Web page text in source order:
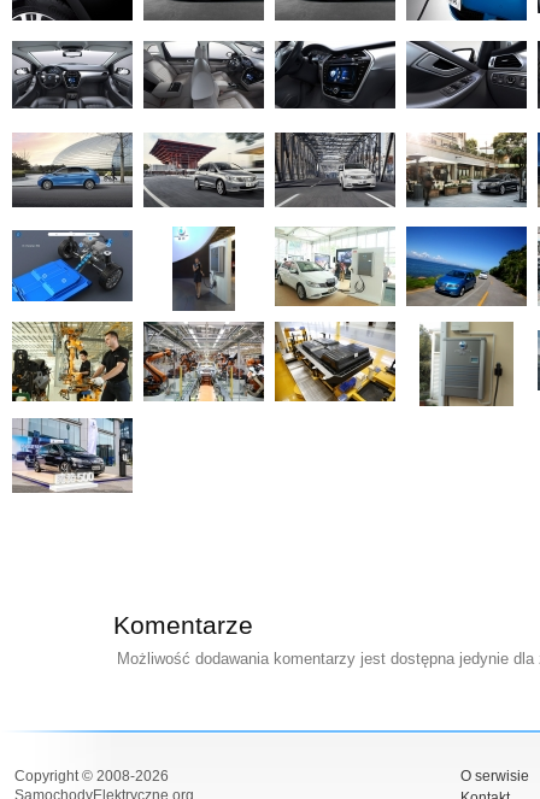
Komentarze
Możliwość dodawania komentarzy jest dostępna jedynie
Copyright © 2008-2026
SamochodyElektryczne.org
O serwisie